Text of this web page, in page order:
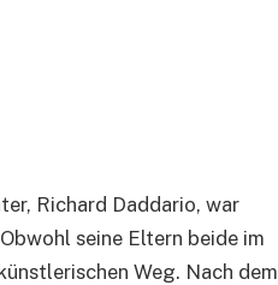
Richard Daddario, war
seine Eltern beide im
Weg. Nach dem